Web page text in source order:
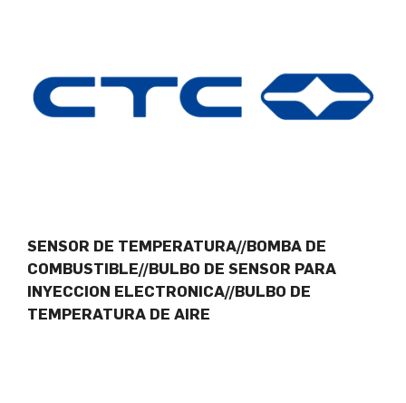
SENSOR DE TEMPERATURA//BOMBA DE
COMBUSTIBLE//BULBO DE SENSOR PARA
INYECCION ELECTRONICA//BULBO DE
TEMPERATURA DE AIRE